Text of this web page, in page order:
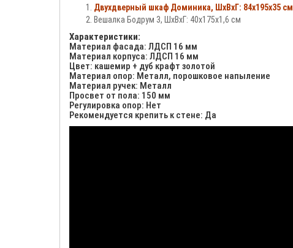
Двухдверный шкаф Доминика, ШхВхГ: 84х195х35 см
Вешалка Бодрум 3, ШхВхГ: 40х175х1,6 см
Характеристики:
Материал фасада: ЛДСП 16 мм
Материал корпуса: ЛДСП 16 мм
Цвет: кашемир + дуб крафт золотой
Материал опор: Металл, порошковое напыление
Материал ручек: Металл
Просвет от пола: 150 мм
Регулировка опор: Нет
Рекомендуется крепить к стене: Да